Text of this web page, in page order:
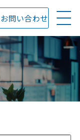
お問い合わせ